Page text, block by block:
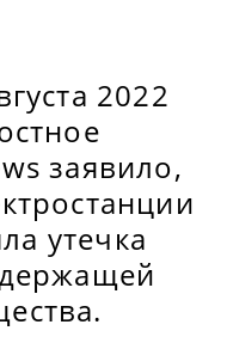
2022
заявило,
утечка